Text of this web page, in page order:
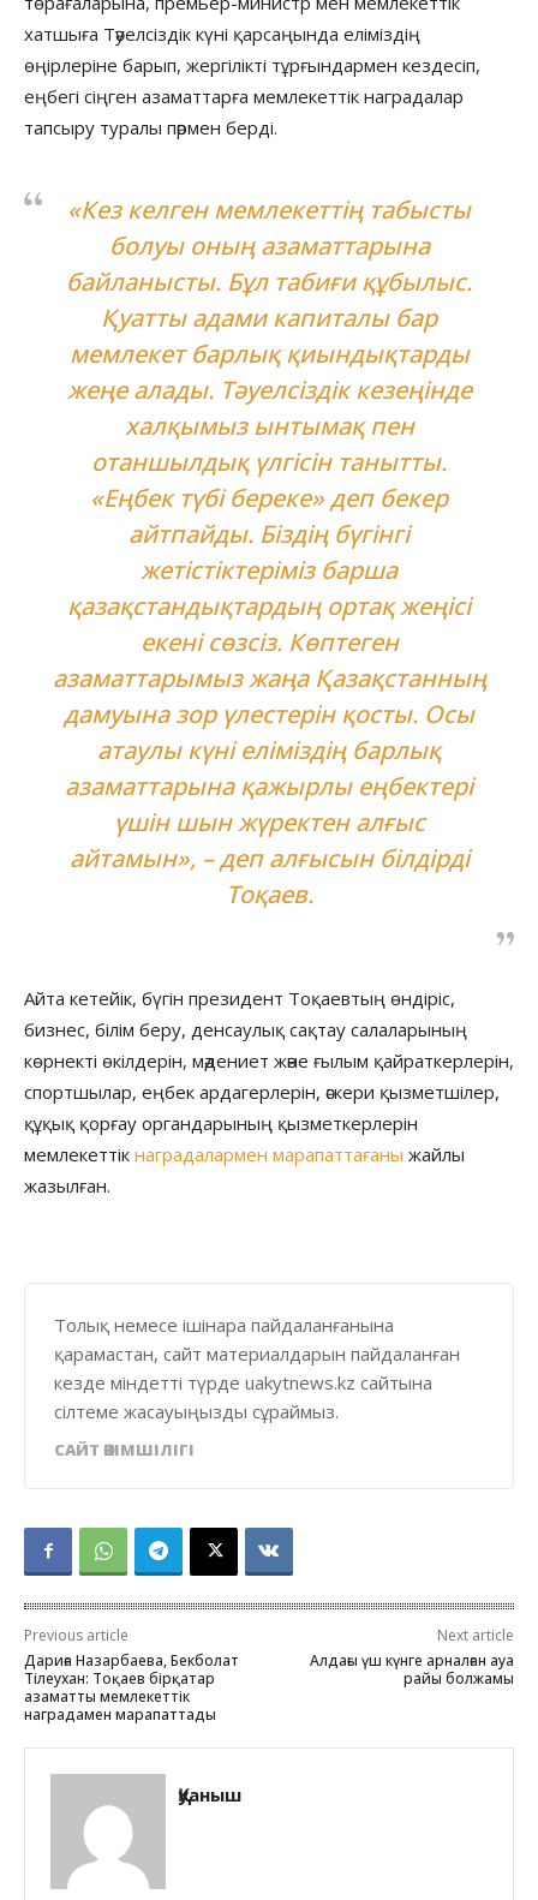
хатшыға Тәуелсіздік күні қарсаңында еліміздің
өңірлеріне барып, жергілікті тұрғындармен кездесіп,
еңбегі сіңген азаматтарға мемлекеттік наградалар
тапсыру туралы пәрмен берді.
«Кез келген мемлекеттің табысты
болуы оның азаматтарына
байланысты. Бұл табиғи құбылыс.
Қуатты адами капиталы бар
мемлекет барлық қиындықтарды
жеңе алады. Тәуелсіздік кезеңінде
халқымыз ынтымақ пен
отаншылдық үлгісін танытты.
«Еңбек түбі береке» деп бекер
айтпайды. Біздің бүгінгі
жетістіктеріміз барша
қазақстандықтардың ортақ жеңісі
екені сөзсіз. Көптеген
азаматтарымыз жаңа Қазақстанның
дамуына зор үлестерін қосты. Осы
атаулы күні еліміздің барлық
азаматтарына қажырлы еңбектері
үшін шын жүректен алғыс
айтамын», – деп алғысын білдірді
Тоқаев.
Айта кетейік, бүгін президент Тоқаевтың өндіріс,
бизнес, білім беру, денсаулық сақтау салаларының
көрнекті өкілдерін, мәдениет және ғылым қайраткерлерін,
спортшылар, еңбек ардагерлерін, әскери қызметшілер,
құқық қорғау органдарының қызметкерлерін
мемлекеттік наградалармен марапаттағаны жайлы
жазылған.
Толық немесе ішінара пайдаланғанына
қарамастан, сайт материалдарын пайдаланған
кезде міндетті түрде uakytnews.kz сайтына
сілтеме жасауыңызды сұраймыз.
САЙТ ӘКІМШІЛІГІ
Previous article
Дариға Назарбаева, Бекболат
Тілеухан: Тоқаев бірқатар
азаматты мемлекеттік
наградамен марапаттады
Next article
Алдағы үш күнге арналған ауа
райы болжамы
Қуаныш